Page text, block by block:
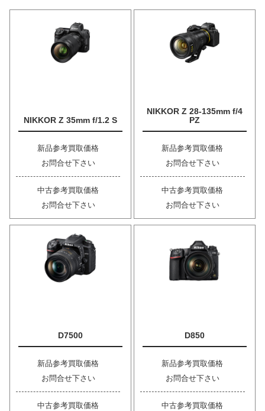
NIKKOR Z 35mm f/1.2 S
新品参考買取価格
お問合せ下さい
中古参考買取価格
お問合せ下さい
NIKKOR Z 28-135mm f/4
PZ
新品参考買取価格
お問合せ下さい
中古参考買取価格
お問合せ下さい
D7500
新品参考買取価格
お問合せ下さい
中古参考買取価格
D850
新品参考買取価格
お問合せ下さい
中古参考買取価格